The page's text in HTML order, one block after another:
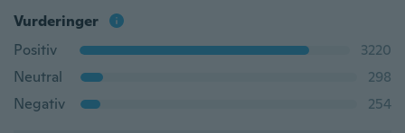
Vurderinger
Positiv
3220
Neutral
298
Negativ
254